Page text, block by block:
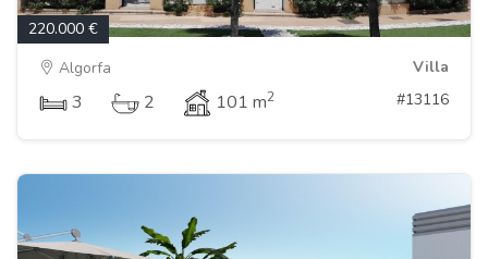
220.000 €
Algorfa
Villa
3 2 101 m2 #13116